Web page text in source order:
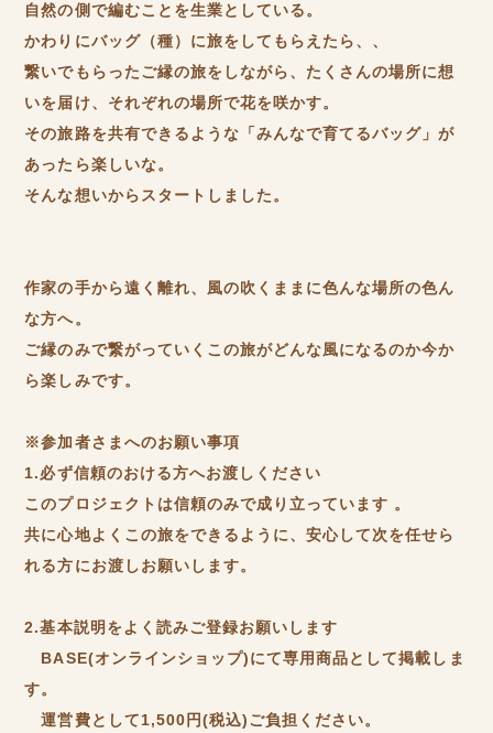
自然の側で編むことを生業としている。
かわりにバッグ（種）に旅をしてもらえたら、、
繋いでもらったご縁の旅をしながら、たくさんの場所に想
いを届け、それぞれの場所で花を咲かす。
その旅路を共有できるような「みんなで育てるバッグ」が
あったら楽しいな。
そんな想いからスタートしました。
作家の手から遠く離れ、風の吹くままに色んな場所の色ん
な方へ。
ご縁のみで繋がっていくこの旅がどんな風になるのか今か
ら楽しみです。
※参加者さまへのお願い事項
1.必ず信頼のおける方へお渡しください
このプロジェクトは信頼のみで成り立っています 。
共に心地よくこの旅をできるように、安心して次を任せら
れる方にお渡しお願いします。
2.基本説明をよく読みご登録お願いします
BASE(オンラインショップ)にて専用商品として掲載しま
す。
運営費として1,500円(税込)ご負担ください。